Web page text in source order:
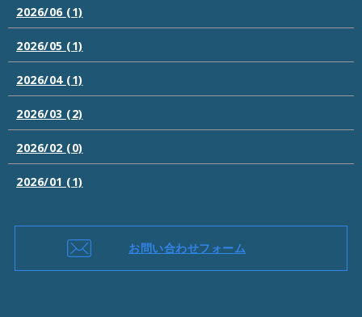
2026/06 (1)
2026/05 (1)
2026/04 (1)
2026/03 (2)
2026/02 (0)
2026/01 (1)
お問い合わせフォーム